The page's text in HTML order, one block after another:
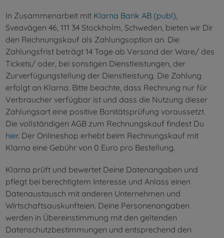
In Zusammenarbeit mit Klarna Bank AB (publ),
Sveavägen 46, 111 34 Stockholm, Schweden, bieten wir Dir
den Rechnungskauf als Zahlungsoption an. Die
Zahlungsfrist beträgt 14 Tage ab Versand der Ware/ des
Tickets/ oder, bei sonstigen Dienstleistungen, der
Zurverfügungstellung der Dienstleistung. Die Zahlung
erfolgt an Klarna. Bitte beachte, dass Rechnung nur für
Verbraucher verfügbar ist und dass die Nutzung dieser
Zahlungsart eine positive Bonitätsprüfung voraussetzt.
Die vollständigen AGB zum Rechnungskauf findest Du
hier. Der Onlineshop erhebt beim Rechnungskauf mit
Klarna eine Gebühr von 0 Euro pro Bestellung.
Klarna prüft und bewertet Deine Datenangaben und
pflegt bei berechtigtem Interesse und Anlass einen
Datenaustausch mit anderen Unternehmen und
Wirtschaftsauskunfteien. Deine Personenangaben
werden in Übereinstimmung mit den geltenden
Datenschutzbestimmungen und entsprechend den